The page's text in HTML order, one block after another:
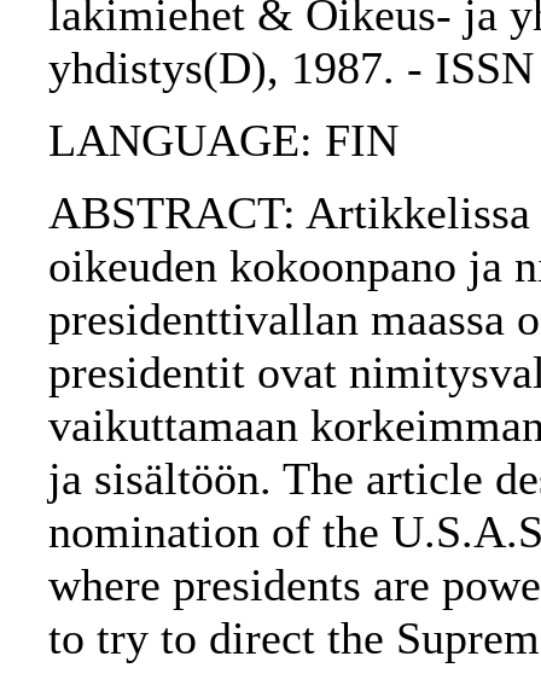
lakimiehet & Oikeus- ja
yhdistys(D), 1987. -
LANGUAGE: FIN
ABSTRACT: Artikkelissa
oikeuden kokoonpano ja
presidenttivallan maassa
presidentit ovat
vaikuttamaan
ja sisältöön. The article
nomination of the
where presidents are
to try to direct the